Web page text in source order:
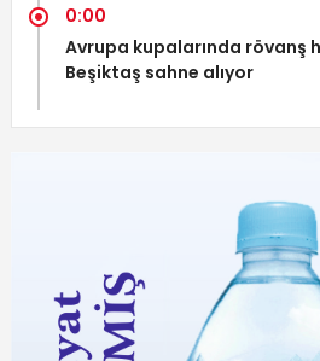
0:00
Avrupa kupalarında rövanş
Beşiktaş sahne alıyor